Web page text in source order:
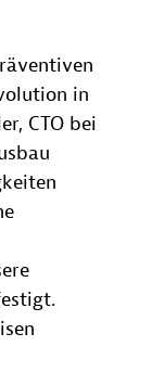
in
CTO bei